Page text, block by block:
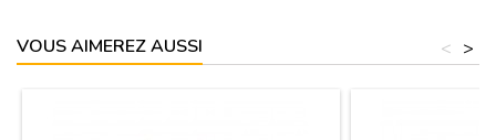
VOUS AIMEREZ AUSSI >
<